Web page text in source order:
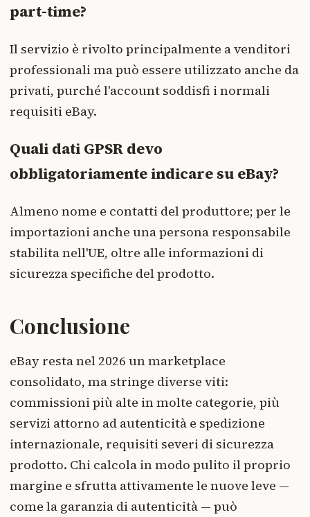
part-time?
Il servizio è rivolto principalmente a venditori
professionali ma può essere utilizzato anche da
privati, purché l'account soddisfi i normali
requisiti eBay.
Quali dati GPSR devo
obbligatoriamente indicare su eBay?
Almeno nome e contatti del produttore; per le
importazioni anche una persona responsabile
stabilita nell'UE, oltre alle informazioni di
sicurezza specifiche del prodotto.
Conclusione
eBay resta nel 2026 un marketplace
consolidato, ma stringe diverse viti:
commissioni più alte in molte categorie, più
servizi attorno ad autenticità e spedizione
internazionale, requisiti severi di sicurezza
prodotto. Chi calcola in modo pulito il proprio
margine e sfrutta attivamente le nuove leve —
come la garanzia di autenticità — può